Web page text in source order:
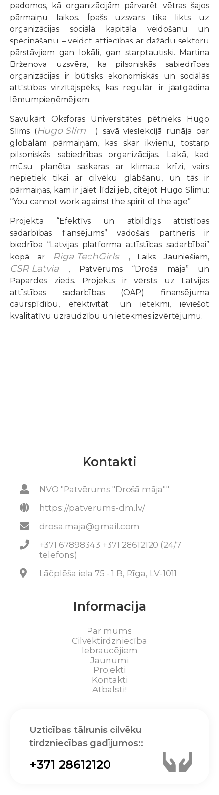
padomos, kā organizācijām pārvarēt vētras šajos
pārmaiņu laikos. Īpašs uzsvars tika likts uz
organizācijas sociālā kapitāla veidošanu un
spēcināšanu – veidot attiecības ar dažādu sektoru
pārstāvjiem gan lokāli, gan starptautiski. Martina
Brženova uzsvēra, ka pilsoniskās sabiedrības
organizācijas ir būtisks ekonomiskās un sociālās
attīstības virzītājspēks, kas regulāri ir jāatgādina
lēmumpieņēmējiem.
Savukārt Oksforas Universitātes pētnieks Hugo
Slims (Hugo Slim
) savā vieslekcijā runāja par
globālām pārmaiņām, kas skar ikvienu, tostarp
pilsoniskās sabiedrības organizācijas. Laikā, kad
mūsu planēta saskaras ar klimata krīzi, vairs
nepietiek tikai ar cilvēku glābšanu, un tās ir
pārmaiņas, kam ir jāiet līdzi jeb, citējot Hugo Slimu:
“You cannot work against the spirit of the age”
Projekta “Efektīvs un atbildīgs attīstības
sadarbības fiansējums” vadošais partneris ir
biedrība “Latvijas platforma attīstības sadarbībai”
kopā ar
Riga TechGirls , Laiks Jauniešiem,
CSR Latvia
, Patvērums “Drošā māja” un
Papardes zieds. Projekts ir vērsts uz Latvijas
attīstības sadarbības (OAP) finansējuma
caurspīdību, efektivitāti un ietekmi, ieviešot
kvalitatīvu uzraudzību un ietekmes izvērtējumu.
Kontakti
NVO "Patvērums "Drošā māja""
https://patverums-dm.lv/
drosa.maja@gmail.com
+371 67898343 +371 28612120 (24/7
telefons)
Lāčplēša iela 75 - 1 B, Rīga, LV-1011
Informācija
Par mums
Cilvēktirdzniecība
Iebraucējiem
Jaunumi
Projekti
Kontakti
Atbalsti!
Uzticības tālrunis cilvēku
tirdzniecības gadījumos::
+371 28612120